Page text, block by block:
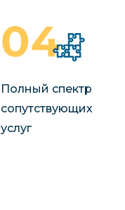
Полный спектр
сопутствующих
услуг